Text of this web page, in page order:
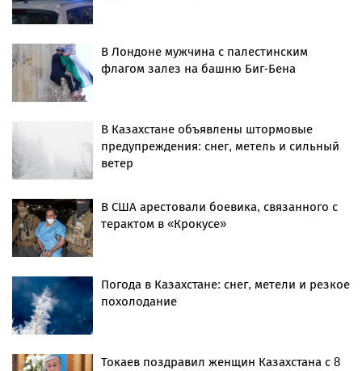
В Лондоне мужчина с палестинским
флагом залез на башню Биг-Бена
В Казахстане объявлены штормовые
предупреждения: снег, метель и сильный
ветер
В США арестовали боевика, связанного с
терактом в «Крокусе»
Погода в Казахстане: снег, метели и резкое
похолодание
Токаев поздравил женщин Казахстана с 8